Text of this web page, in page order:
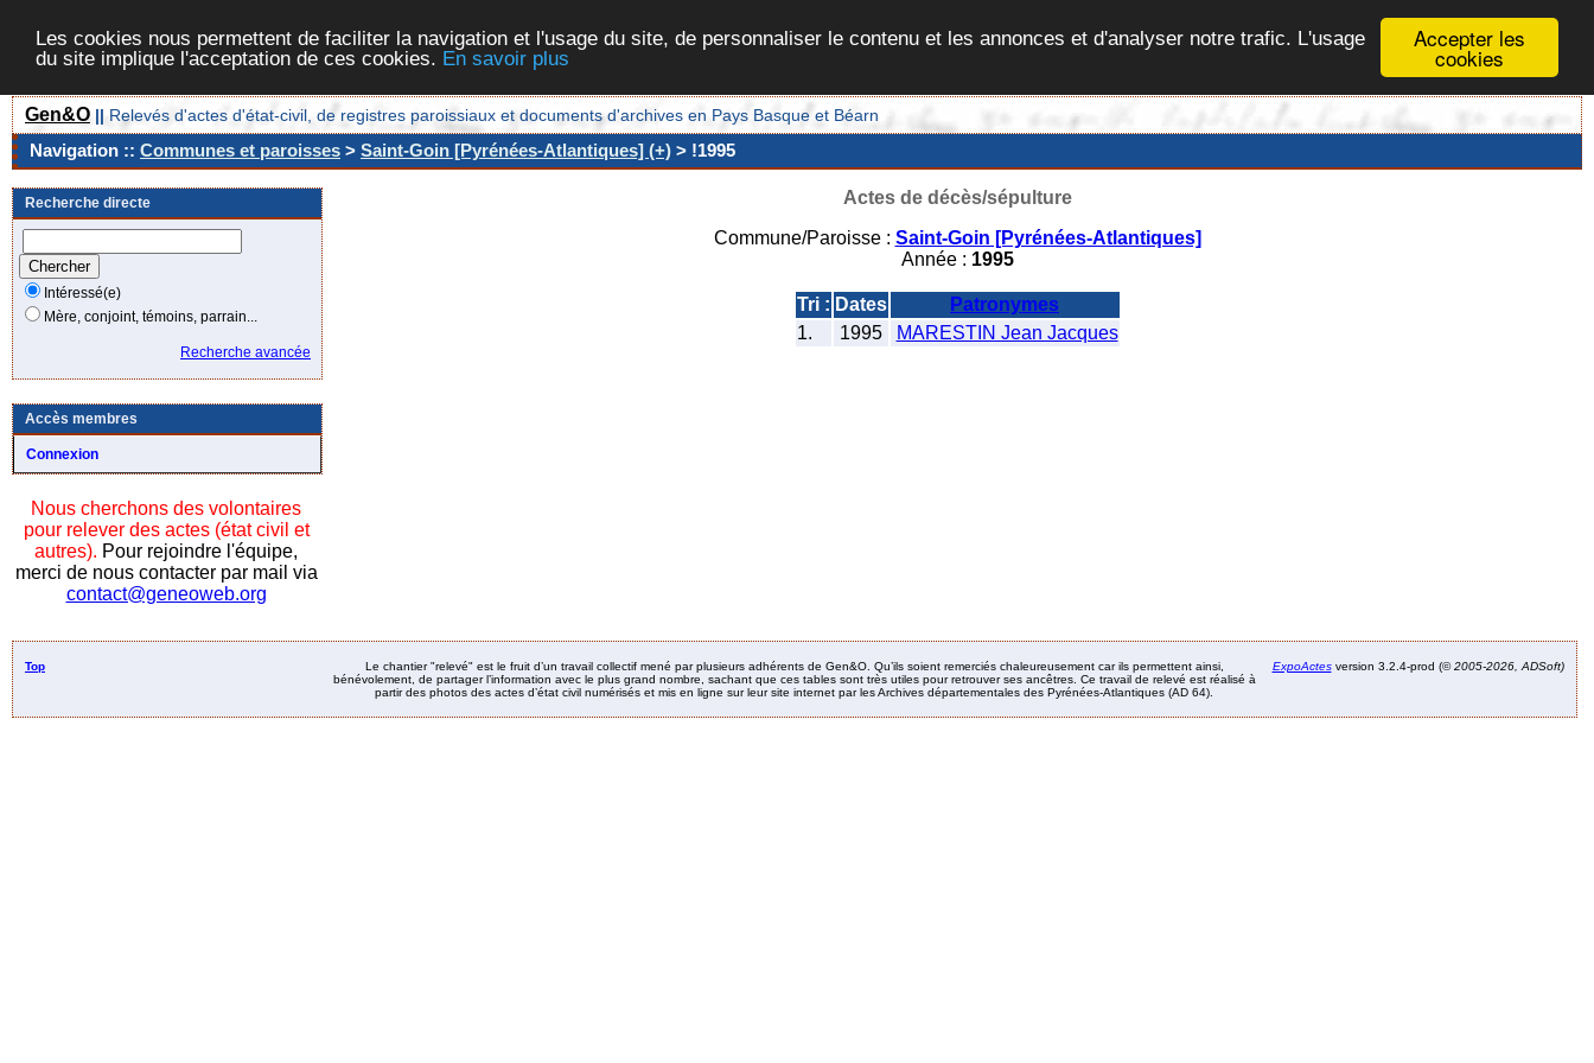
Accepter les
cookies
Les cookies nous permettent de faciliter la navigation et l'usage du site, de personnaliser le contenu et les annonces et d'analyser notre trafic. L'usage
du site implique l'acceptation de ces cookies. En savoir plus
Gen&O || Relevés d'actes d'état-civil, de registres paroissiaux et documents d'archives en Pays Basque et Béarn
Navigation :: Communes et paroisses > Saint-Goin [Pyrénées-Atlantiques] (+) > !1995
Recherche directe
Intéressé(e)
Mère, conjoint, témoins, parrain...
Recherche avancée
Accès membres
Connexion
Nous cherchons des volontaires
pour relever des actes (état civil et
autres). Pour rejoindre l'équipe,
merci de nous contacter par mail via
contact@geneoweb.org
Actes de décès/sépulture
Commune/Paroisse : Saint-Goin [Pyrénées-Atlantiques]
Année : 1995
Tri : Dates
Patronymes
1.
1995 MARESTIN Jean Jacques
Top
Le chantier "relevé" est le fruit d’un travail collectif mené par plusieurs adhérents de Gen&O. Qu’ils soient remerciés chaleureusement car ils permettent ainsi,
bénévolement, de partager l’information avec le plus grand nombre, sachant que ces tables sont très utiles pour retrouver ses ancêtres. Ce travail de relevé est réalisé à
partir des photos des actes d’état civil numérisés et mis en ligne sur leur site internet par les Archives départementales des Pyrénées-Atlantiques (AD 64).
ExpoActesversion 3.2.4-prod (©2005-2026, ADSoft)